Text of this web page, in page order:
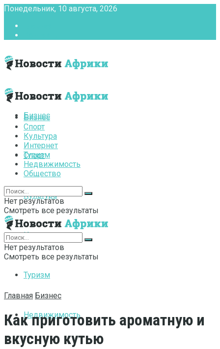
Понедельник, 10 августа, 2026
Бизнес
Спорт
Культура
Интернет
Туризм
Недвижимость
Бизнес
Спорт
Культура
Интернет
Туризм
Недвижимость
Общество
Нет результатов
Смотреть все результаты
Нет результатов
Смотреть все результаты
Главная Бизнес
Как приготовить ароматную и
вкусную кутью